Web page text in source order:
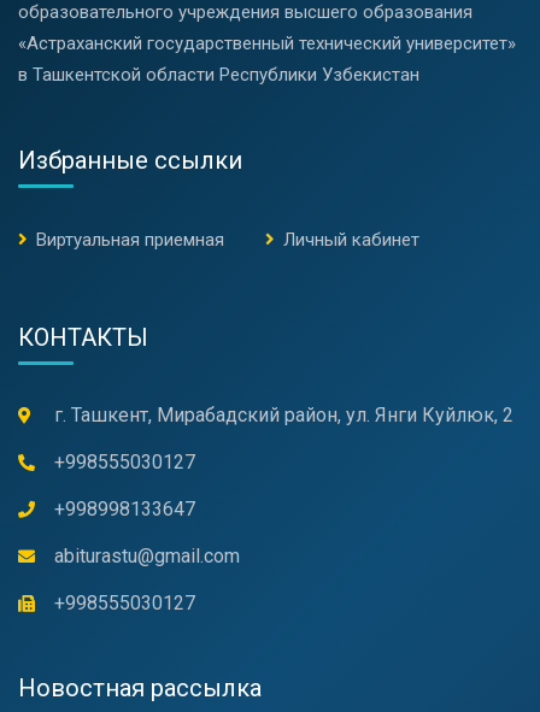
образовательного учреждения высшего образования
«Астраханский государственный технический университет»
в Ташкентской области Республики Узбекистан
Избранные ссылки
Виртуальная приемная Личный кабинет
КОНТАКТЫ
г. Ташкент, Мирабадский район, ул. Янги Куйлюк, 2
+998555030127
+998998133647
abiturastu@gmail.com
+998555030127
Новостная рассылка